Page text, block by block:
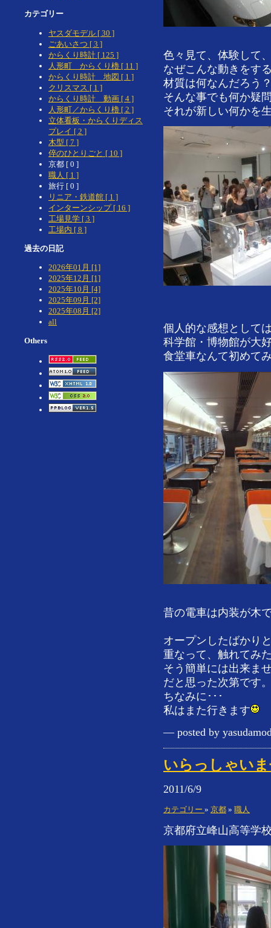
色々見て、体験して
なぜこんな動きをす
材質は何なんだろう
そんな事でも何か疑
それが新しい何かを
個人的な感想として
科学館・博物館が大
食堂車なんて初めて
昔の電車は内装が木
オープンしたばかり
重なって、触れてみ
そう簡単には出来ま
だと思った次第です
ちなみに･･･
私はまた行きます
— posted by
いらっしゃい
2011/6/9
カテゴリー » 京都 » 職人
京都府立峰山高等学
カテゴリー
ヤスダモデル [ 30 ]
ごあいさつ [ 3 ]
からくり時計 [ 125 ]
人形町 からくり櫓 [ 11 ]
からくり時計 地図 [ 1 ]
クリスマス [ 1 ]
からくり時計 動画 [ 4 ]
人形町／からくり櫓 [ 2 ]
立体看板・からくりディス
プレイ [ 2 ]
木型 [ 7 ]
倅のひとりごと [ 10 ]
京都 [ 0 ]
職人 [ 1 ]
旅行 [ 0 ]
リニア・鉄道館 [ 1 ]
インターンシップ [ 16 ]
工場見学 [ 3 ]
工場内 [ 8 ]
過去の日記
2026年01月 [1]
2025年12月 [1]
2025年10月 [4]
2025年09月 [2]
2025年08月 [2]
all
Others